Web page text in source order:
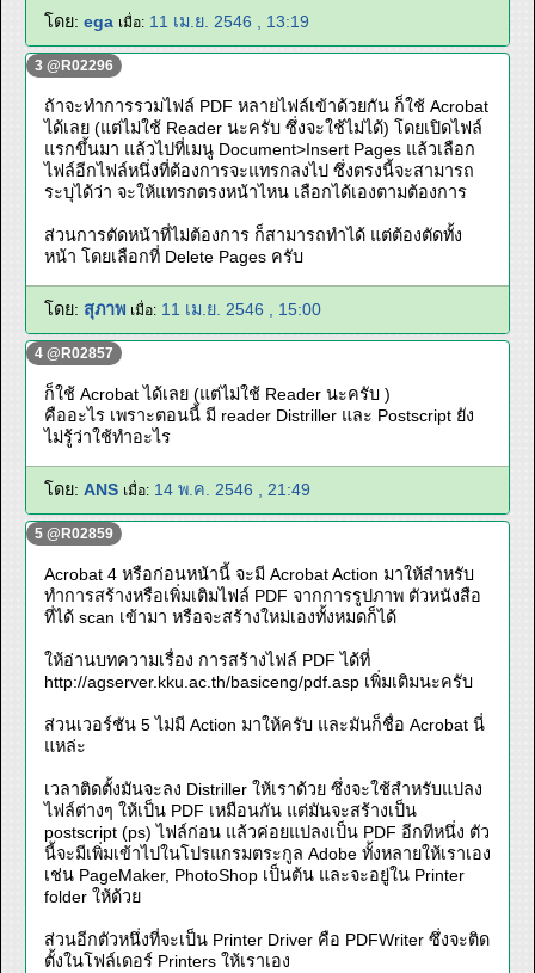
โดย: ega เมื่อ: 11 เม.ย. 2546 , 13:19
3 @R02296
ถ้าจะทำการรวมไฟล์ PDF หลายไฟล์เข้าด้วยกัน ก็ใช้ Acrobat
ได้เลย (แต่ไม่ใช้ Reader นะครับ ซึ่งจะใช้ไม่ได้) โดยเปิดไฟล์
แรกขึ้นมา แล้วไปที่เมนู Document>Insert Pages แล้วเลือก
ไฟล์อีกไฟล์หนึ่งที่ต้องการจะแทรกลงไป ซึ่งตรงนี้จะสามารถ
ระบุได้ว่า จะให้แทรกตรงหน้าไหน เลือกได้เองตามต้องการ
ส่วนการตัดหน้าที่ไม่ต้องการ ก็สามารถทำได้ แต่ต้องตัดทั้ง
หน้า โดยเลือกที่ Delete Pages ครับ
โดย: สุภาพ เมื่อ: 11 เม.ย. 2546 , 15:00
4 @R02857
ก็ใช้ Acrobat ได้เลย (แต่ไม่ใช้ Reader นะครับ )
คืออะไร เพราะตอนนี้ มี reader Distriller และ Postscript ยัง
ไม่รู้ว่าใช้ทำอะไร
โดย: ANS เมื่อ: 14 พ.ค. 2546 , 21:49
5 @R02859
Acrobat 4 หรือก่อนหน้านี้ จะมี Acrobat Action มาให้สำหรับ
ทำการสร้างหรือเพิ่มเติมไฟล์ PDF จากการรูปภาพ ตัวหนังสือ
ที่ได้ scan เข้ามา หรือจะสร้างใหม่เองทั้งหมดก็ได้
ให้อ่านบทความเรื่อง การสร้างไฟล์ PDF ได้ที่
http://agserver.kku.ac.th/basiceng/pdf.asp เพิ่มเติมนะครับ
ส่วนเวอร์ชัน 5 ไม่มี Action มาให้ครับ และมันก็ชื่อ Acrobat นี่
แหล่ะ
เวลาติดตั้งมันจะลง Distriller ให้เราด้วย ซึ่งจะใช้สำหรับแปลง
ไฟล์ต่างๆ ให้เป็น PDF เหมือนกัน แต่มันจะสร้างเป็น
postscript (ps) ไฟล์ก่อน แล้วค่อยแปลงเป็น PDF อีกทีหนึ่ง ตัว
นี้จะมีเพิ่มเข้าไปในโปรแกรมตระกูล Adobe ทั้งหลายให้เราเอง
เช่น PageMaker, PhotoShop เป็นต้น และจะอยู่ใน Printer
folder ให้ด้วย
ส่วนอีกตัวหนึ่งที่จะเป็น Printer Driver คือ PDFWriter ซึ่งจะติด
ตั้งในโฟล์เดอร์ Printers ให้เราเอง